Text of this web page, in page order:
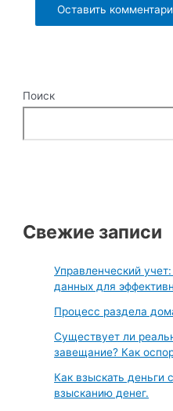
Поиск
Свежие записи
Управленческий
данных для
Процесс раздела
Существует ли
завещание? Как
Как взыскать деньги
взысканию денег.